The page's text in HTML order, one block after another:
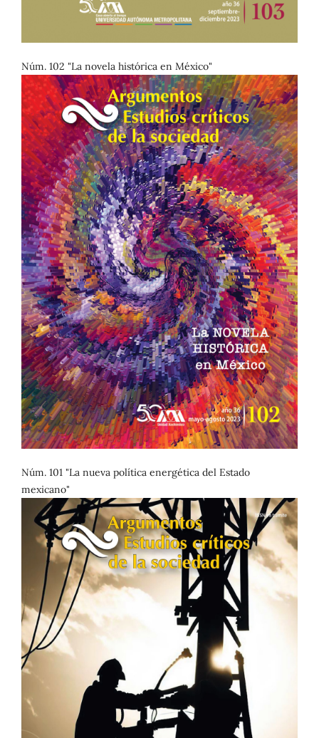
Núm. 102 "La novela histórica en México"
Núm. 101 "La nueva política energética del Estado
mexicano"